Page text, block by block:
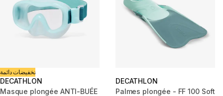
تخفيضات دائمة
DECATHLON
Masque plongée ANTI-BUÉE
DECATHLON
Palmes plongée - FF 100 Soft